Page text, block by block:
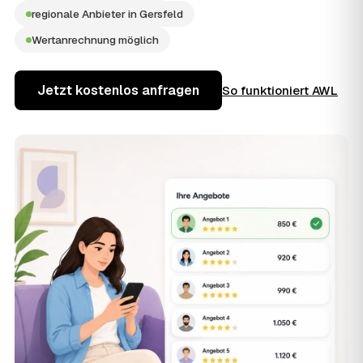
regionale Anbieter in Gersfeld
Wertanrechnung möglich
Jetzt kostenlos anfragen So funktioniert AWL